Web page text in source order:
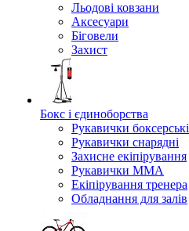
Льодові ковзани
Аксесуари
Біговели
Захист
Бокс і єдиноборства
Рукавички боксерські
Рукавички снарядні
Захисне екіпірування
Рукавички ММА
Екіпірування тренера
Обладнання для залів